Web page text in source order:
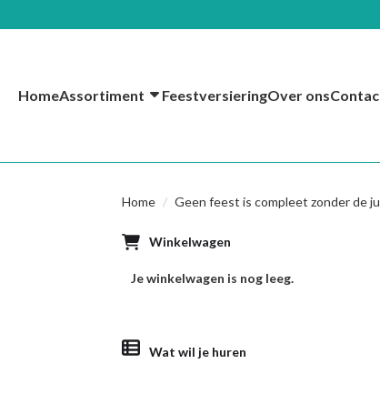
HomeAssortiment FeestversieringOver ons
Home Geen feest is compleet zonder de
Winkelwagen
Je winkelwagen is nog leeg.
Wat wil je huren